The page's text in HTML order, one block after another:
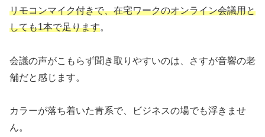
リモコンマイク付きで、在宅ワークのオンライン会議用と
しても1本で足ります。
会議の声がこもらず聞き取りやすいのは、さすが音響の老
舗だと感じます。
カラーが落ち着いた青系で、ビジネスの場でも浮きませ
ん。